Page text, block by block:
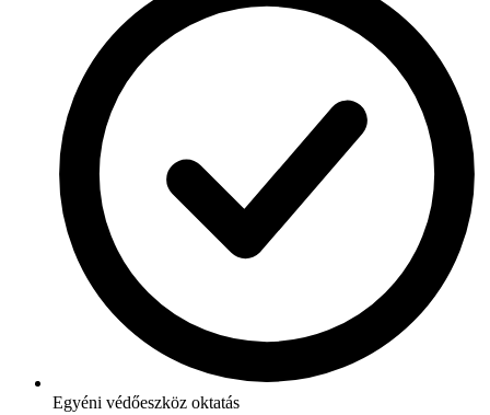
Egyéni védőeszköz oktatás